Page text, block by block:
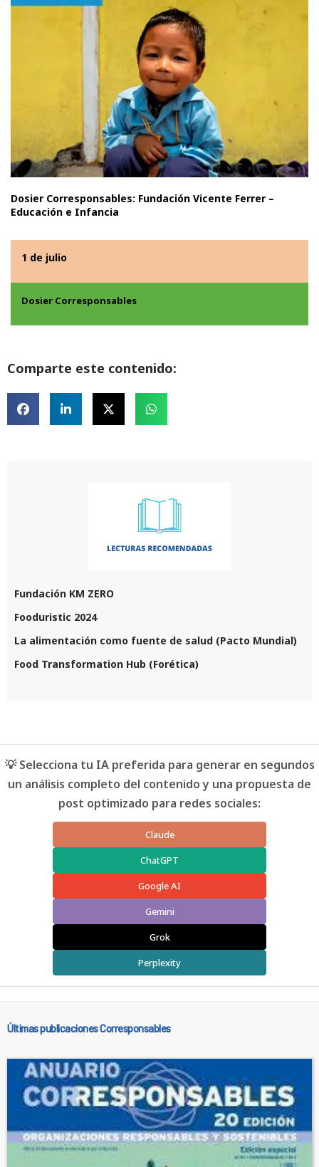
Dosier Corresponsables: Fundación Vicente Ferrer –
Educación e Infancia
1 de julio
Dosier Corresponsables
Comparte este contenido:
Fundación KM ZERO
Fooduristic 2024
La alimentación como fuente de salud (Pacto Mundial)
Food Transformation Hub (Forética)
💡 Selecciona tu IA preferida para generar en segundos
un análisis completo del contenido y una propuesta de
post optimizado para redes sociales:
Claude
ChatGPT
Google AI
Gemini
Grok
Perplexity
Últimas publicaciones Corresponsables